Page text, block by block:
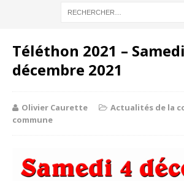
Téléthon 2021 –
décembre 2021
Olivier Caurette Actualités de la
commune